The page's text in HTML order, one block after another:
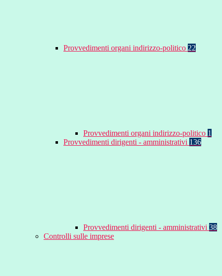
Provvedimenti organi indirizzo-politico 22
Provvedimenti organi indirizzo-politico 1
Provvedimenti dirigenti - amministrativi 136
Provvedimenti dirigenti - amministrativi 38
Controlli sulle imprese